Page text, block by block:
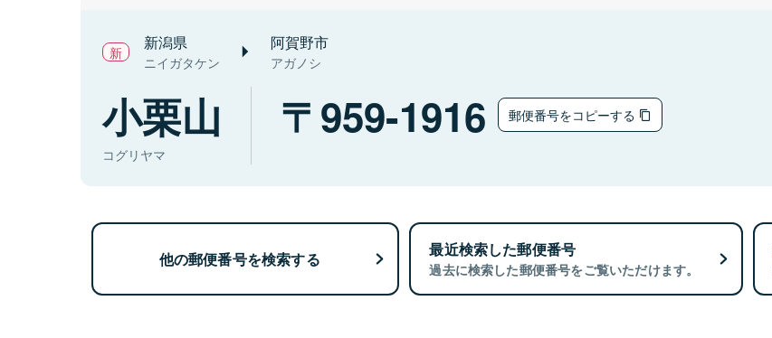
新潟県
ニイガタケン
阿賀野市
アガノシ
小栗山
コグリヤマ
959-1916 郵便番号をコピーする
他の郵便番号を検索する 最近検索した郵便番号
過去に検索した郵便番号をご覧いただけます。